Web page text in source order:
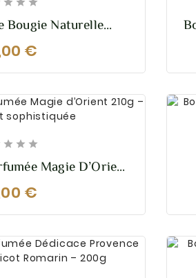
  
Bougie Naturelle
Spice Latté
€
  
Magie D’Orient
Et Sophistiquée
€